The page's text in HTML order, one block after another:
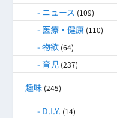
ニュース (109)
医療・健康 (110)
物欲 (64)
育児 (237)
趣味 (245)
D.I.Y. (14)